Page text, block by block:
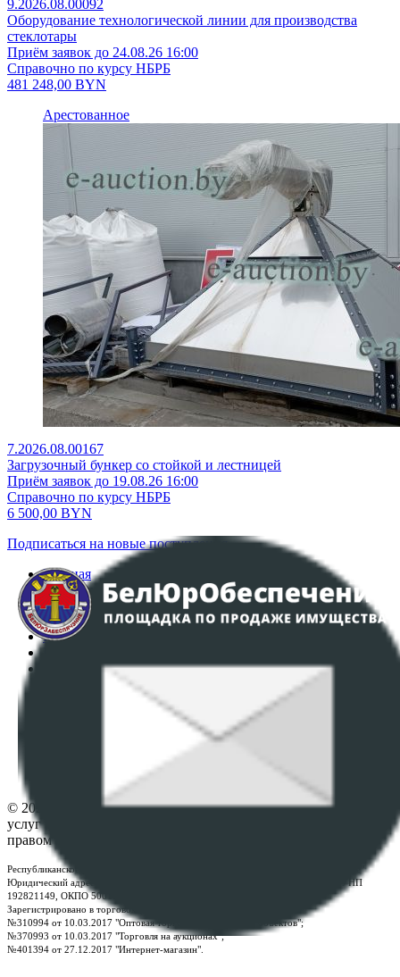
9.2026.08.00092
Оборудование технологической линии для производства
стеклотары
Приём заявок до 24.08.26 16:00
Справочно по курсу НБРБ
481 248,00 BYN
Арестованное
7.2026.08.00167
Загрузочный бункер со стойкой и лестницей
Приём заявок до 19.08.26 16:00
Справочно по курсу НБРБ
6 500,00 BYN
Подписаться на новые поступления
Главная
Аукционы
Интернет-магазин
Регламент организации и проведения торгов
Политика в отношении обработки персональных
ПОЛОЖЕНИЕ О ПОЛИТИКЕ ОБРАБОТКИ COOKIE-
Настройки cookie-файлов
© 2026 Республиканское унитарное предприятие по оказанию
услуг "БелЮрОбеспечение" - Все права защищены авторским
правом
Республиканское унитарное предприятие по оказанию услуг "БелЮрОбеспечение"
Юридический адрес: г. Минск, пр-т. Дзержинского, 1Б, e-mail:
, УНП
192821149, ОКПО 500111895000
Зарегистрировано в торговом реестре Республики Беларусь:
№310994 от 10.03.2017 "Оптовая торговля без торговых объектов";
№370993 от 10.03.2017 "Торговля на аукционах";
№401394 от 27.12.2017 "Интернет-магазин".